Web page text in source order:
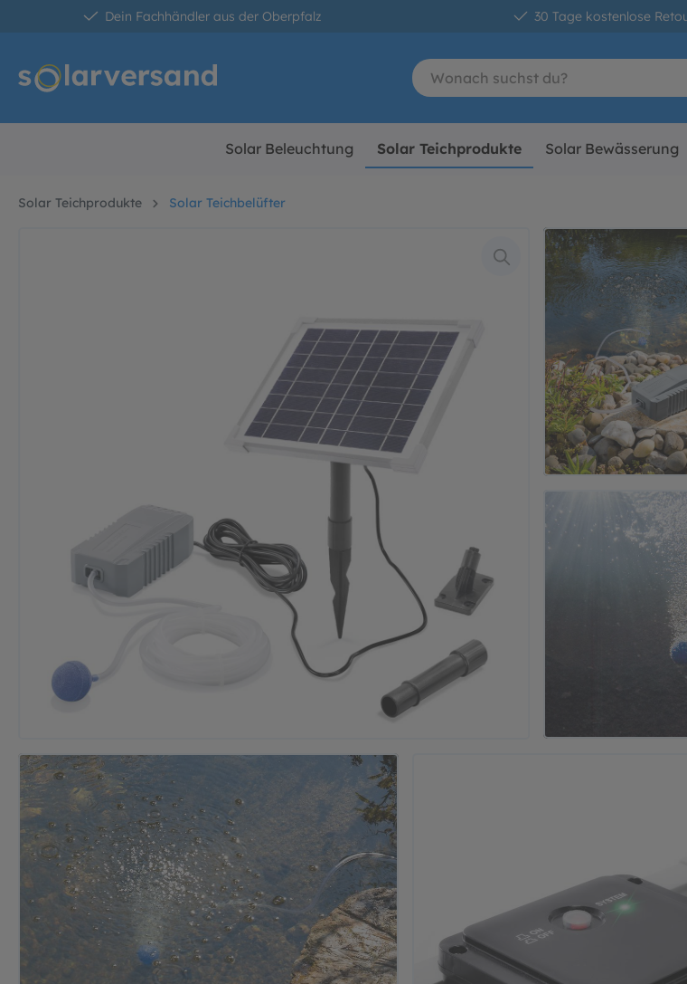
Zur Hauptnavigation springen
Dein Fachhändler aus der Oberpfalz 30 Tage kostenlose
Solar Beleuchtung Solar Teichprodukte Solar Bewässerung
Solar Teichprodukte Solar Teichbelüfter